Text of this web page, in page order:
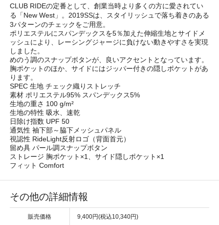
CLUB RIDEの定番として、創業当時より多くの方に愛されてい
る「New West」。2019SSは、スタイリッシュで落ち着きのある
3パターンのチェックをご用意。
ポリエステルにスパンデックスを5％加えた伸縮生地とサイドメ
ッシュにより、レーシングジャージに負けない動きやすさを実現
しました。
めのう調のスナップボタンが、良いアクセントとなっています。
胸ポケットのほか、サイドにはジッパー付きの隠しポケットがあ
ります。
SPEC 生地 チェック織りストレッチ
素材 ポリエステル95% スパンデックス5%
生地の重さ 100 g/m²
生地の特性 吸水、速乾
日除け指数 UPF 50
通気性 袖下部～脇下メッシュパネル
視認性 RideLight反射ロゴ（背面首元）
留め具 パール調スナップボタン
ストレージ 胸ポケット×1、サイド隠しポケット×1
フィット Comfort
その他の詳細情報
販売価格 9,400円(税込10,340円)